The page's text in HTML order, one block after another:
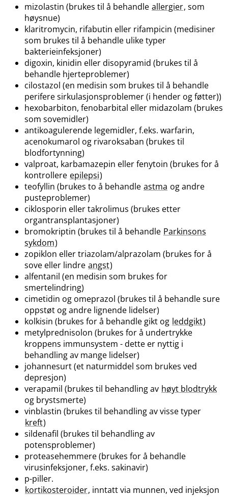
mizolastin (brukes til å behandle allergier, som
høysnue)
klaritromycin, rifabutin eller rifampicin (medisiner
som brukes til å behandle ulike typer
bakterieinfeksjoner)
digoxin, kinidin eller disopyramid (brukes til å
behandle hjerteproblemer)
cilostazol (en medisin som brukes til å behandle
perifere sirkulasjonsproblemer (i hender og føtter))
hexobarbiton, fenobarbital eller midazolam (brukes
som sovemidler)
antikoagulerende legemidler, f.eks. warfarin,
acenokumarol og rivaroksaban (brukes til
blodfortynning)
valproat, karbamazepin eller fenytoin (brukes for å
kontrollere epilepsi)
teofyllin (brukes to å behandle astma og andre
pusteproblemer)
ciklosporin eller takrolimus (brukes etter
organtransplantasjoner)
bromokriptin (brukes til å behandle Parkinsons
sykdom)
zopiklon eller triazolam​/​alprazolam (brukes for å
sove eller lindre angst)
alfentanil (en medisin som brukes for
smertelindring)
cimetidin og omeprazol (brukes til å behandle sure
oppstøt og andre lignende lidelser)
kolkisin (brukes for å behandle gikt og leddgikt)
metylprednisolon (brukes for å undertrykke
kroppens immunsystem - dette er nyttig i
behandling av mange lidelser)
johannesurt (et naturmiddel som brukes ved
depresjon)
verapamil (brukes til behandling av høyt blodtrykk
og brystsmerte)
vinblastin (brukes til behandling av visse typer
kreft)
sildenafil (brukes til behandling av
potensproblemer)
proteasehemmere (brukes for å behandle
virusinfeksjoner, f.eks. sakinavir)
p-piller.
kortikosteroider, inntatt via munnen, ved injeksjon